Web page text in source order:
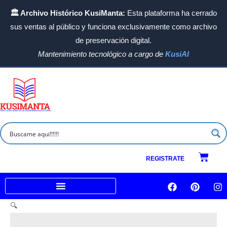
🏛️ Archivo Histórico KusiManta: Esta plataforma ha cerrado
sus ventas al público y funciona exclusivamente como archivo
de preservación digital.
Mantenimiento tecnológico a cargo de KusiAI
REGISTRATE
F
a
c
P
i
n
I
n
s
🔍